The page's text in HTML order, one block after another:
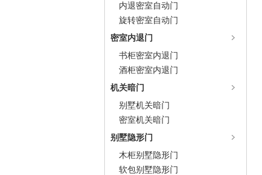
内退密室自动门
旋转密室自动门
密室内退门
书柜密室内退门
酒柜密室内退门
机关暗门
别墅机关暗门
密室机关暗门
别墅隐形门
木柜别墅隐形门
软包别墅隐形门